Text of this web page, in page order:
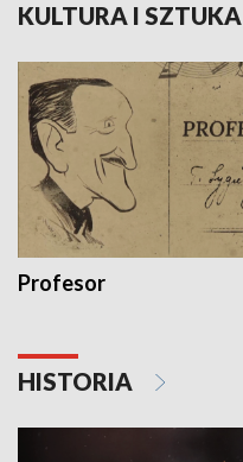
KULTURA I SZTUKA
Profesor
HISTORIA